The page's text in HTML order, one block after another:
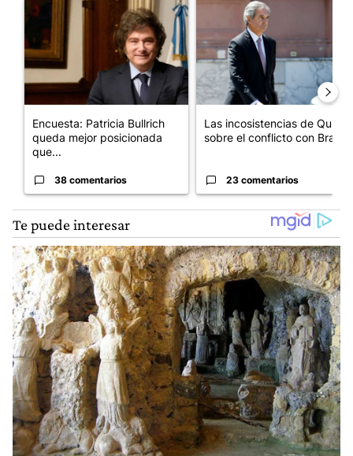
Un artículo de tendencia con el título "Encuesta: Patricia
Encuesta: Patricia Bullrich
queda mejor posicionada
que...
38 comentarios
Un artículo de tendencia con
Las incosistencias de Quirno
sobre el conflicto con Bra...
23 comentarios